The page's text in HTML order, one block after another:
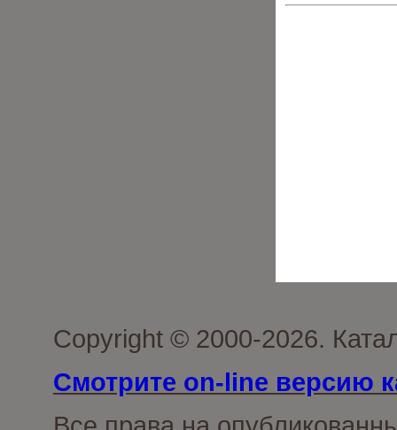
Copyright © 2000-2026.
Смотрите on-line версию